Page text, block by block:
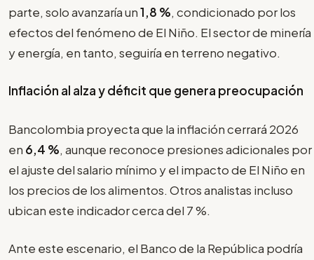
parte, solo avanzaría un1,8 %, condicionado por los
efectos del fenómeno de El Niño. El sector de minería
y energía, en tanto, seguiría en terreno negativo.
Inflación al alza y déficit que genera preocupación
Bancolombia proyecta que la inflación cerrará 2026
en 6,4 %, aunque reconoce presiones adicionales por
el ajuste del salario mínimo y el impacto de El Niño en
los precios de los alimentos. Otros analistas incluso
ubican este indicador cerca del 7 %.
Ante este escenario, el Banco de la República podría